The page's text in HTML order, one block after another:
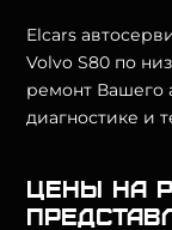
Elcars
Volvo S80 по
ремонт Вашего
диагностике и
Цены на